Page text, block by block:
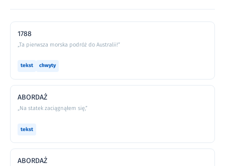
1788
„Ta pierwsza morska podróż do Australii!”
tekst chwyty
ABORDAŻ
„Na statek zaciągnąłem się,”
tekst
ABORDAŻ